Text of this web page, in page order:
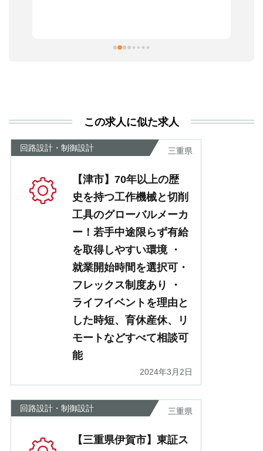
が
この求人に似た求人
回路設計・制御設計 三重県
【津市】70年以上の歴
史を持つ工作機械と切削
工具のグローバルメーカ
ー！若手中途限らず有給
を取得しやすい環境 ・
就業開始時間を選択可・
フレックス制度あり ・
ライフイベントを理由と
した時短、育休産休、リ
モートなどすべて相談可
能
2024年3月2日
回路設計・制御設計 三重県
【三重県伊賀市】東証ス